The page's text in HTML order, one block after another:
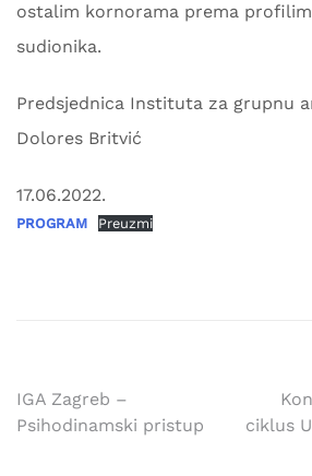
ostalim kornorama prema
sudionika.
Predsjednica Instituta za grupnu
Dolores Britvić
17.06.2022.
PROGRAM Preuzmi
Navigacija
članaka
IGA Zagreb –
Psihodinamski pristup
ciklus